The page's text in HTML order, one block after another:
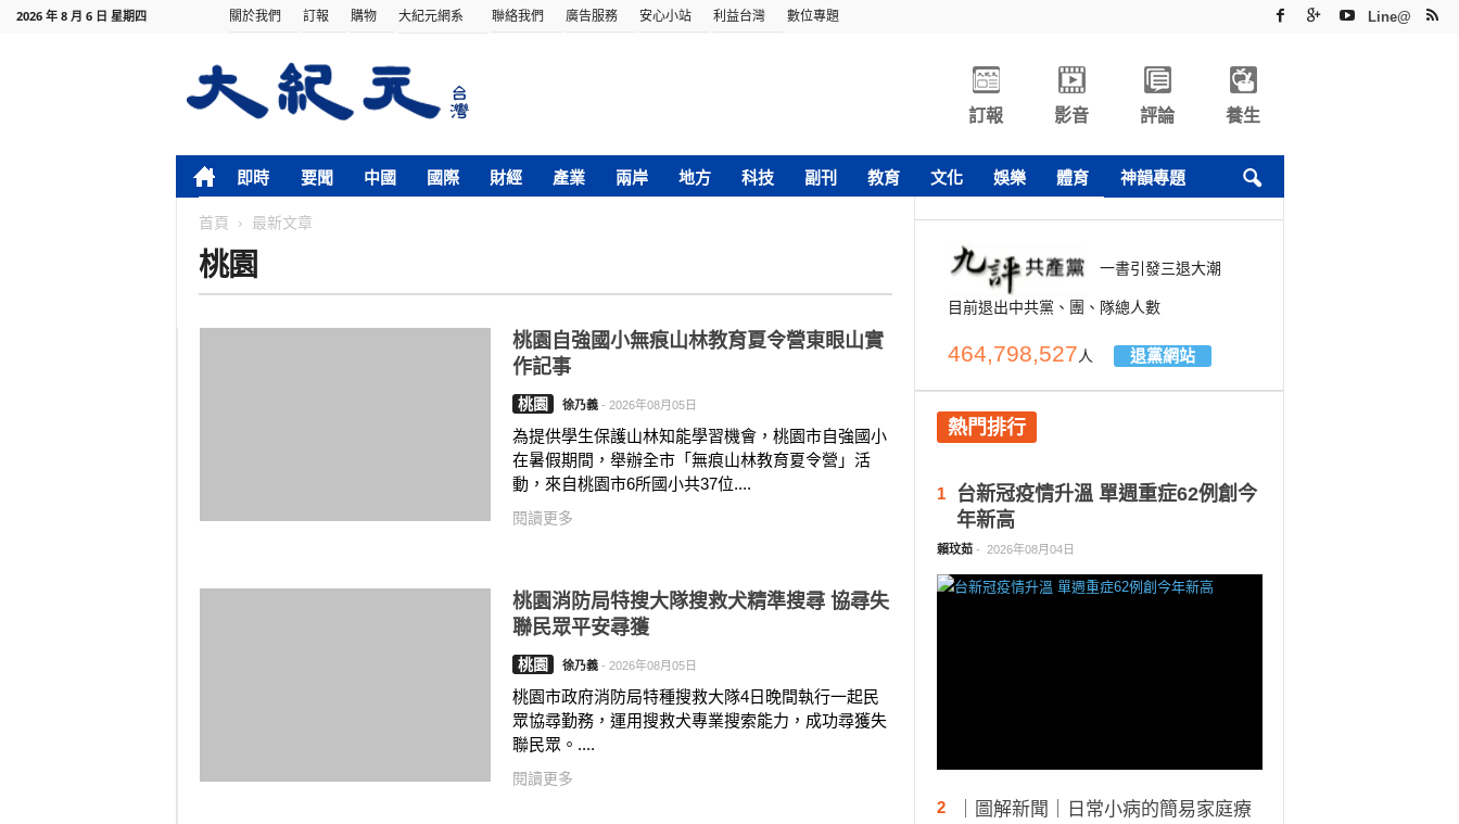
2026 年 8 月 6 日 星期四 關於我們 訂報 購物 大紀元網系 聯絡我們 廣告服務 安心小站 利益台灣 數位專題 Line@
訂報 影音 評論 養生
即時 要聞 中國 國際 財經 產業 兩岸 地方 科技 副刊 教育 文化 娛樂 體育 神韻專題
首頁 最新文章
桃園
桃園自強國小無痕山林教育夏令營東眼山實
作記事
桃園 徐乃義 - 2026年08月05日
為提供學生保護山林知能學習機會，桃園市自強國小
在暑假期間，舉辦全市「無痕山林教育夏令營」活
動，來自桃園市6所國小共37位....
閱讀更多
桃園消防局特搜大隊搜救犬精準搜尋 協尋失
聯民眾平安尋獲
桃園 徐乃義 - 2026年08月05日
桃園市政府消防局特種搜救大隊4日晚間執行一起民
眾協尋勤務，運用搜救犬專業搜索能力，成功尋獲失
聯民眾。....
閱讀更多
一書引發三退大潮
目前退出中共黨、團、隊總人數
464,798,527人 退黨網站
熱門排行
1
台新冠疫情升溫 單週重症62例創今
年新高
賴玟茹 - 2026年08月04日
2
｜圖解新聞｜日常小病的簡易家庭療